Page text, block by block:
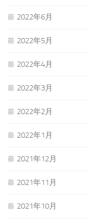
2022年6月
2022年5月
2022年4月
2022年3月
2022年2月
2022年1月
2021年12月
2021年11月
2021年10月